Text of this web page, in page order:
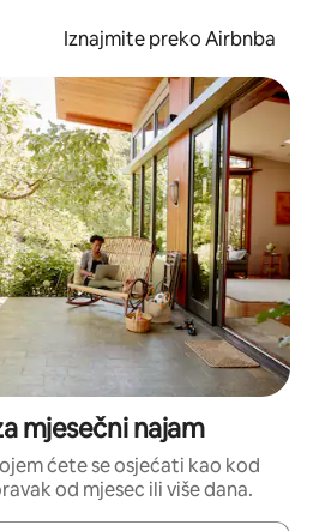
Iznajmite preko Airbnba
mjesečni najam
ćete se osjećati kao kod
od mjesec ili više dana.